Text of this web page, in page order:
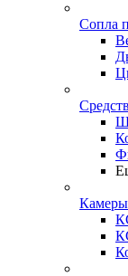
Сопла
Камеры